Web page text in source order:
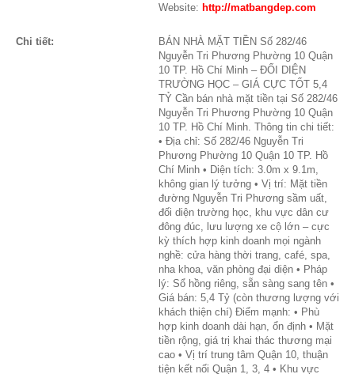
Website: http://matbangdep.com
Chi tiết:
BÁN NHÀ MẶT TIỀN Số 282/46
Nguyễn Tri Phương Phường 10 Quận
10 TP. Hồ Chí Minh – ĐỐI DIỆN
TRƯỜNG HỌC – GIÁ CỰC TỐT 5,4
TỶ Cần bán nhà mặt tiền tại Số 282/46
Nguyễn Tri Phương Phường 10 Quận
10 TP. Hồ Chí Minh. Thông tin chi tiết:
• Địa chỉ: Số 282/46 Nguyễn Tri
Phương Phường 10 Quận 10 TP. Hồ
Chí Minh • Diện tích: 3.0m x 9.1m,
không gian lý tưởng • Vị trí: Mặt tiền
đường Nguyễn Tri Phương sầm uất,
đối diện trường học, khu vực dân cư
đông đúc, lưu lượng xe cộ lớn – cực
kỳ thích hợp kinh doanh mọi ngành
nghề: cửa hàng thời trang, café, spa,
nha khoa, văn phòng đại diện • Pháp
lý: Sổ hồng riêng, sẵn sàng sang tên •
Giá bán: 5,4 Tỷ (còn thương lượng với
khách thiện chí) Điểm mạnh: • Phù
hợp kinh doanh dài hạn, ổn định • Mặt
tiền rộng, giá trị khai thác thương mại
cao • Vị trí trung tâm Quận 10, thuận
tiện kết nối Quận 1, 3, 4 • Khu vực